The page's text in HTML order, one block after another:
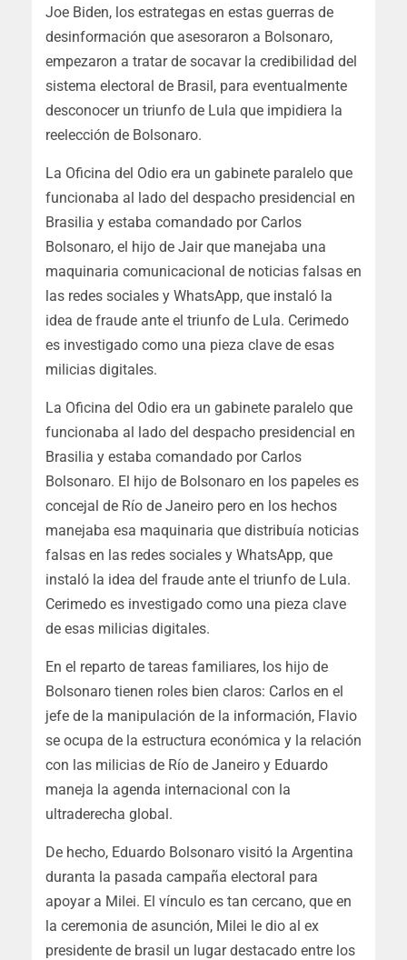
Joe Biden, los estrategas en estas guerras de
desinformación que asesoraron a Bolsonaro,
empezaron a tratar de socavar la credibilidad del
sistema electoral de Brasil, para eventualmente
desconocer un triunfo de Lula que impidiera la
reelección de Bolsonaro.
La Oficina del Odio era un gabinete paralelo que
funcionaba al lado del despacho presidencial en
Brasilia y estaba comandado por Carlos
Bolsonaro, el hijo de Jair que manejaba una
maquinaria comunicacional de noticias falsas en
las redes sociales y WhatsApp, que instaló la
idea de fraude ante el triunfo de Lula. Cerimedo
es investigado como una pieza clave de esas
milicias digitales.
La Oficina del Odio era un gabinete paralelo que
funcionaba al lado del despacho presidencial en
Brasilia y estaba comandado por Carlos
Bolsonaro. El hijo de Bolsonaro en los papeles es
concejal de Río de Janeiro pero en los hechos
manejaba esa maquinaria que distribuía noticias
falsas en las redes sociales y WhatsApp, que
instaló la idea del fraude ante el triunfo de Lula.
Cerimedo es investigado como una pieza clave
de esas milicias digitales.
En el reparto de tareas familiares, los hijo de
Bolsonaro tienen roles bien claros: Carlos en el
jefe de la manipulación de la información, Flavio
se ocupa de la estructura económica y la relación
con las milicias de Río de Janeiro y Eduardo
maneja la agenda internacional con la
ultraderecha global.
De hecho, Eduardo Bolsonaro visitó la Argentina
duranta la pasada campaña electoral para
apoyar a Milei. El vínculo es tan cercano, que en
la ceremonia de asunción, Milei le dio al ex
presidente de brasil un lugar destacado entre los